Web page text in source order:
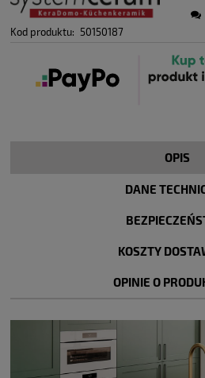
Kod produktu: 50150187
OPIS
DANE
KOSZTY
CENA NIE ZAWIERA EWENTUALNYCH
OPINIE O